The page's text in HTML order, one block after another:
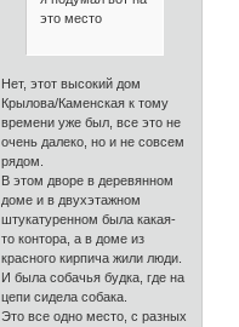
это место
Нет, этот высокий дом
Крылова/Каменская к тому
времени уже был, все это не
очень далеко, но и не совсем
рядом.
В этом дворе в деревянном
доме и в двухэтажном
штукатуренном была какая-
то контора, а в доме из
красного кирпича жили люди.
И была собачья будка, где на
цепи сидела собака.
Это все одно место, с разных